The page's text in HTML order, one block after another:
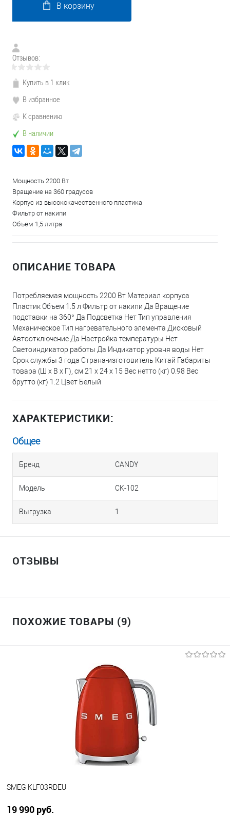
В корзину
Отзывов:
Купить в 1 клик
В избранное
К сравнению
В наличии
Мощность 2200 Вт
Вращение на 360 градусов
Корпус из высококачественного пластика
Фильтр от накипи
Объем 1,5 литра
ОПИСАНИЕ ТОВАРА
Потребляемая мощность 2200 Вт Материал корпуса
Пластик Объем 1.5 л Фильтр от накипи Да Вращение
подставки на 360° Да Подсветка Нет Тип управления
Механическое Тип нагревательного элемента Дисковый
Автоотключение Да Настройка температуры Нет
Светоиндикатор работы Да Индикатор уровня воды Нет
Срок службы 3 года Страна-изготовитель Китай Габариты
товара (Ш х В х Г), см 21 x 24 x 15 Вес нетто (кг) 0.98 Вес
брутто (кг) 1.2 Цвет Белый
ХАРАКТЕРИСТИКИ:
Общее
Бренд CANDY
Модель CK-102
Выгрузка 1
ОТЗЫВЫ
ПОХОЖИЕ ТОВАРЫ (9)
SMEG KLF03RDEU
19 990 руб.